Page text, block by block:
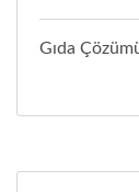
Gıda